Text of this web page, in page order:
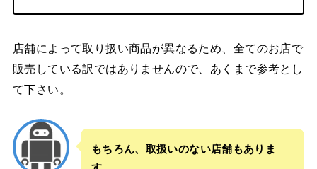
店舗によって取り扱い商品が異なるため、全てのお店で
販売している訳ではありませんので、あくまで参考とし
て下さい。
もちろん、取扱いのない店舗もありま